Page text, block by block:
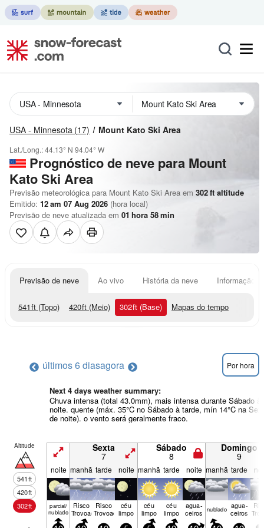
USA - Minnesota (17) Mount Kato Ski Area
Lat./Long.:44.13° N 94.04° W
Prognóstico de neve para Mount
Kato Ski Area
Previsão meteorológica para Mount Kato Ski Area em 302ft altitude
Emitido: 12 am 07 Aug 2026 (hora local)
Previsão de neve atualizada em 01 hora 58min
Previsão de neve Ao vivo História da neve Informação
541ft (Topo) 420ft (Meio) 302ft (Base) Mapas do tempo
últimos 6 diasagora Por hora
Next 4 days weather summary:
Chuva intensa (total 43.0mm), mais intensa durante Sábado à
noite. quente (máx. 35°C no Sábado à tarde, mín 14°C na
de noite). o vento será geralmente fraco.
Altitude
541ft
420ft
302ft
Sexta
7
Sábado
8
Domingo
9
noite manhã tarde noite manhã tarde noite manhã tarde
parcial/
nublado
Risco
Trovoada
Risco
Trovoada
céu
limpo
céu
limpo
céu
limpo
agua­
ceiros nubl­ado agua­
ceiros